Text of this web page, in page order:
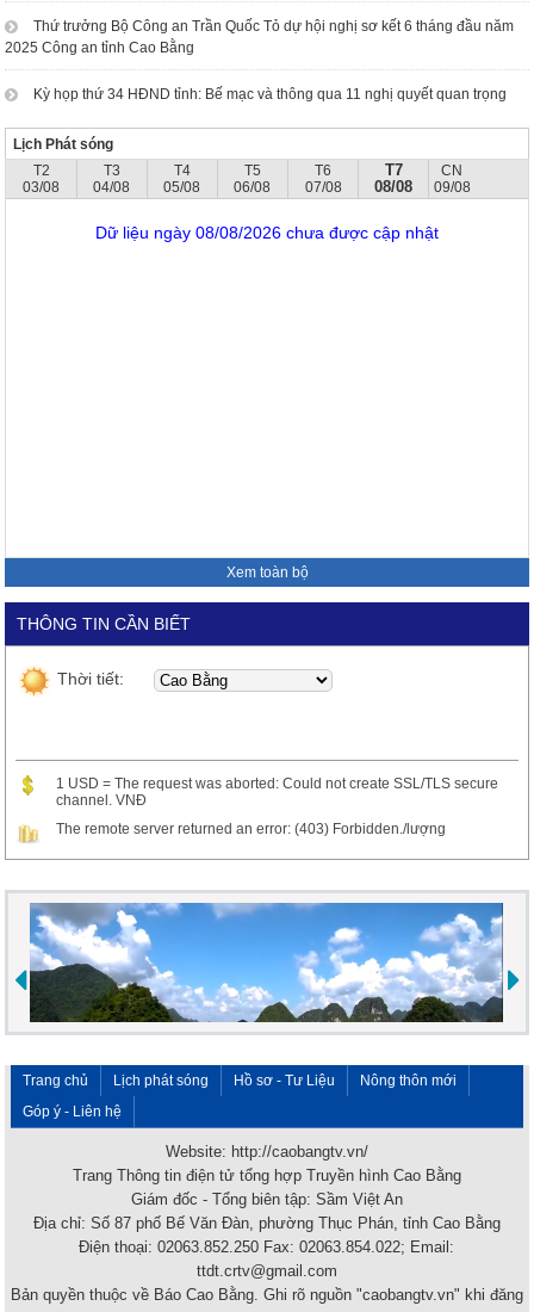
Thứ trưởng Bộ Công an Trần Quốc Tỏ dự hội nghị sơ kết 6 tháng đầu năm
2025 Công an tỉnh Cao Bằng
Kỳ họp thứ 34 HĐND tỉnh: Bế mạc và thông qua 11 nghị quyết quan trọng
Lịch Phát sóng
T2
03/08
T3
04/08
T4
05/08
T5
06/08
T6
07/08
T7
08/08
CN
09/08
Dữ liệu ngày 08/08/2026 chưa được cập nhật
Xem toàn bộ
THÔNG TIN CẦN BIẾT
Thời tiết:
1 USD = The request was aborted: Could not create SSL/TLS secure
channel. VNĐ
The remote server returned an error: (403) Forbidden./lượng
Trang chủ Lịch phát sóng Hồ sơ - Tư Liệu
Nông thôn mới
Góp ý - Liên hệ
Website: http://caobangtv.vn/
Trang Thông tin điện tử tổng hợp Truyền hình Cao Bằng
Giám đốc - Tổng biên tập: Sầm Việt An
Địa chỉ: Số 87 phố Bế Văn Đàn, phường Thục Phán, tỉnh Cao Bằng
Điện thoại: 02063.852.250 Fax: 02063.854.022; Email:
ttdt.crtv@gmail.com
Bản quyền thuộc về Báo Cao Bằng. Ghi rõ nguồn "caobangtv.vn" khi đăng